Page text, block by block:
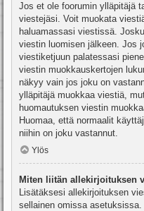
Jos et ole foorumin ylläpitäjä
viestejäsi. Voit muokata
haluamassasi viestissä.
viestin luomisen jälkeen. Jos
viestiketjuun palatessasi
viestin muokkauskertojen
näkyy vain jos joku on
ylläpitäjä muokkaa viestiä,
huomautuksen viestin
Huomaa, että normaalit
niihin on joku vastannut.
Ylös
Miten liitän allekirjoituksen
Lisätäksesi allekirjoituksen
sellainen omissa